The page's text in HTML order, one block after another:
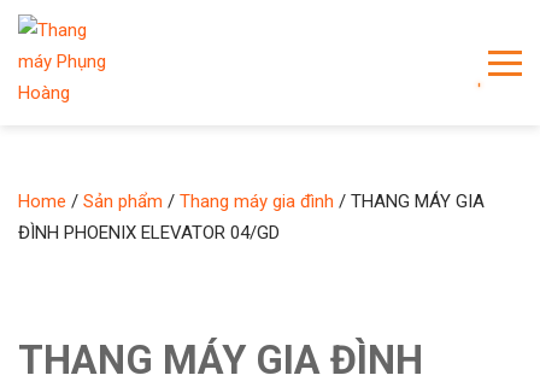
Home / Sản phẩm / Thang máy gia đình / THANG MÁY GIA
ĐÌNH PHOENIX ELEVATOR 04/GD
THANG MÁY GIA ĐÌNH